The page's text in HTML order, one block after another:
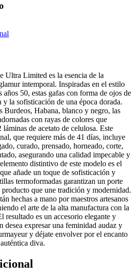
Ultra Limited es la esencia de la
intemporal. Inspiradas en el estilo
50, estas gafas con forma de ojos de
y la sofisticación de una época dorada.
Burdeos, Habana, blanco y negro, las
con rayas de colores que
de acetato de celulosa. Este
que requiere más de 41 días, incluye
curado, prensado, horneado, corte,
asegurando una calidad impecable y
distintivo de este modelo es el
añade un toque de sofisticación y
termoformadas garantizan un porte
que une tradición y modernidad.
hechas a mano por maestros artesanos
el arte de la alta manufactura con la
resultado es un accesorio elegante y
desea expresar una feminidad audaz y
y déjate envolver por el encanto
diva.